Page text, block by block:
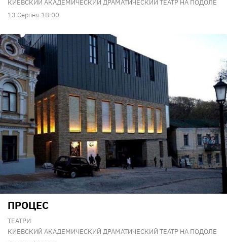
КИЕВСКИЙ АКАДЕМИЧЕСКИЙ ДРАМАТИЧЕСКИЙ ТЕАТР НА ПОДОЛЕ
13 Серпня 18:00
ПРОЦЕС
ТЕАТРИ
КИЕВСКИЙ АКАДЕМИЧЕСКИЙ ДРАМАТИЧЕСКИЙ ТЕАТР НА ПОДОЛЕ